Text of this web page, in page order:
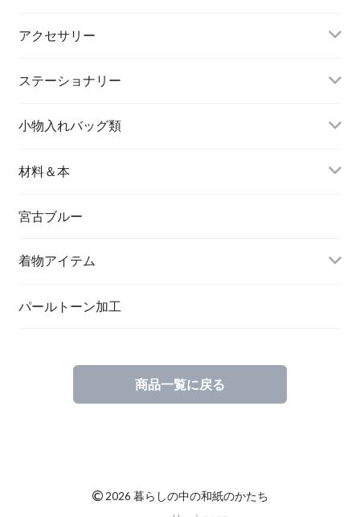
長財布
アクセサリー
イヤリング＆ピアス
バングル＆ブレスレット
ペンダント
ブローチ
ステーショナリー
名刺入れ
メッセージカード
一筆箋
小物入れバッグ類
バッグ
材料＆本
ハンドメイドキット
宮古ブルー
着物アイテム
パールトーン加工
商品一覧に戻る
© 2026 暮らしの中の和紙のかたち